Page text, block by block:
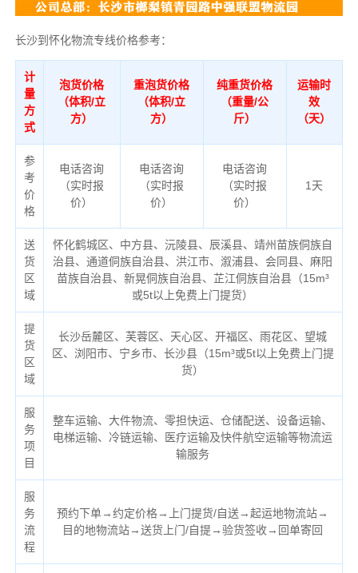
长沙到怀化物流专线价格参考：
计
量
方
式
泡货价格
（体积/立
方）
重泡货价格
（体积/立
方）
纯重货价格
（重量/公
斤）
运输时
效
（天）
参
考
价
格
电话咨询
（实时报
价）
电话咨询
（实时报
价）
电话咨询
（实时报
价）
1天
送
货
区
域
怀化鹤城区、中方县、沅陵县、辰溪县、靖州苗族侗族自
治县、通道侗族自治县、洪江市、溆浦县、会同县、麻阳
苗族自治县、新晃侗族自治县、芷江侗族自治县（15m³
或5t以上免费上门提货）
提
货
区
域
长沙岳麓区、芙蓉区、天心区、开福区、雨花区、望城
区、浏阳市、宁乡市、长沙县（15m³或5t以上免费上门提
货）
服
务
项
目
整车运输、大件物流、零担快运、仓储配送、设备运输、
电梯运输、冷链运输、医疗运输及快件航空运输等物流运
输服务
服
务
流
程
预约下单→约定价格→上门提货/自送→起运地物流站→
目的地物流站→送货上门/自提→验货签收→回单寄回